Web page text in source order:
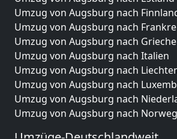
Umzug von Augsburg nach
Umzug von Augsburg nach
Umzug von Augsburg nach
Umzug von Augsburg nach Italien
Umzug von Augsburg nach
Umzug von Augsburg nach
Umzug von Augsburg nach
Umzug von Augsburg nach